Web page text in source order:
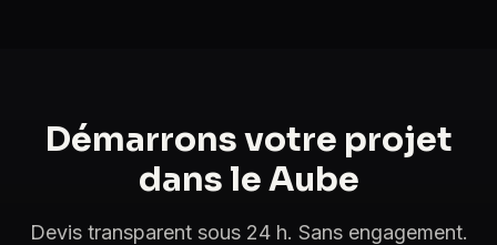
Démarrons votre projet
dans le Aube
Devis transparent sous 24 h. Sans engagement.